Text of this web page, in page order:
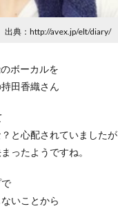
出典：http://avex.jp/elt/diary/
ボーカルを
田香織さん
と心配されていましたが
ったようですね。
いことから